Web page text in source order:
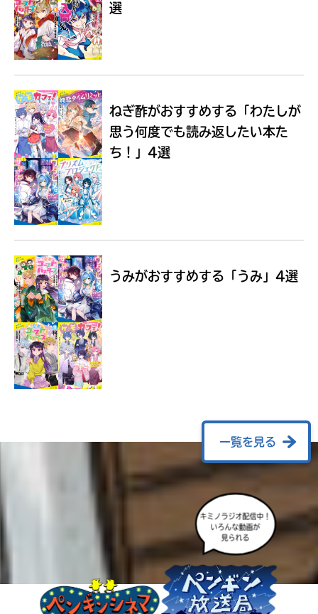
Loading...
選
ねぎ酢がおすすめする 「わたしが
思う何度でも読み返したい本た
ち！」4選
うみがおすすめする 「うみ」4選
一覧を見る
キミノラジオ配信中！
いろんな動画が
見られる
容
も
度
み
て
ね